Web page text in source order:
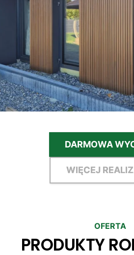
DARMOWA
WIĘCEJ
OFERTA
PRODUKTY